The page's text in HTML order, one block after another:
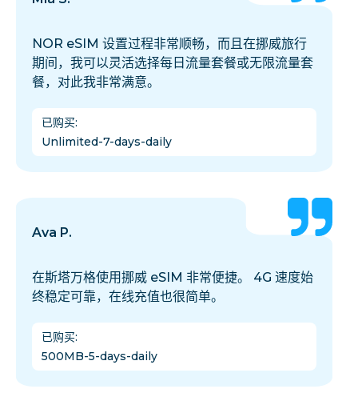
NOR eSIM 设置过程非常顺畅，而且在挪威旅行
期间，我可以灵活选择每日流量套餐或无限流量套
餐，对此我非常满意。
已购买:
Unlimited-7-days-daily
Ava P.
在斯塔万格使用挪威 eSIM 非常便捷。 4G 速度始
终稳定可靠，在线充值也很简单。
已购买:
500MB-5-days-daily